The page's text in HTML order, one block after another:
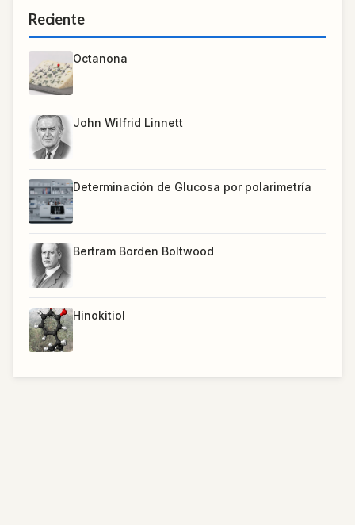
Reciente
Octanona
John Wilfrid Linnett
Determinación de Glucosa por polarimetría
Bertram Borden Boltwood
Hinokitiol